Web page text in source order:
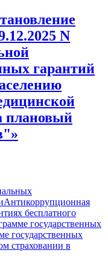
N
гарантий
плановый
Антикоррупционная
бесплатного
государственных
государственных
страховании в